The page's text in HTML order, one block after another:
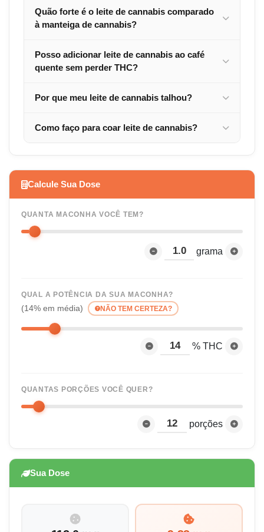
Quão forte é o leite de cannabis comparado
à manteiga de cannabis?
Posso adicionar leite de cannabis ao café
quente sem perder THC?
Por que meu leite de cannabis talhou?
Como faço para coar leite de cannabis?
Calcule Sua Dose
QUANTA MACONHA VOCÊ TEM?
grama
QUAL A POTÊNCIA DA SUA MACONHA?
(14% em média) NÃO TEM CERTEZA?
% THC
QUANTAS PORÇÕES VOCÊ QUER?
porções
Sua Dose